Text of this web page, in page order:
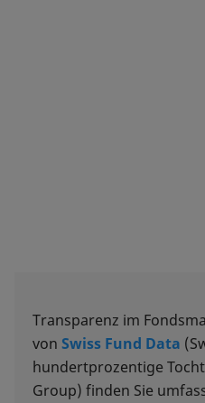
Transparenz im
von Swiss Fund Data
hundertprozentige
Group) finden Sie